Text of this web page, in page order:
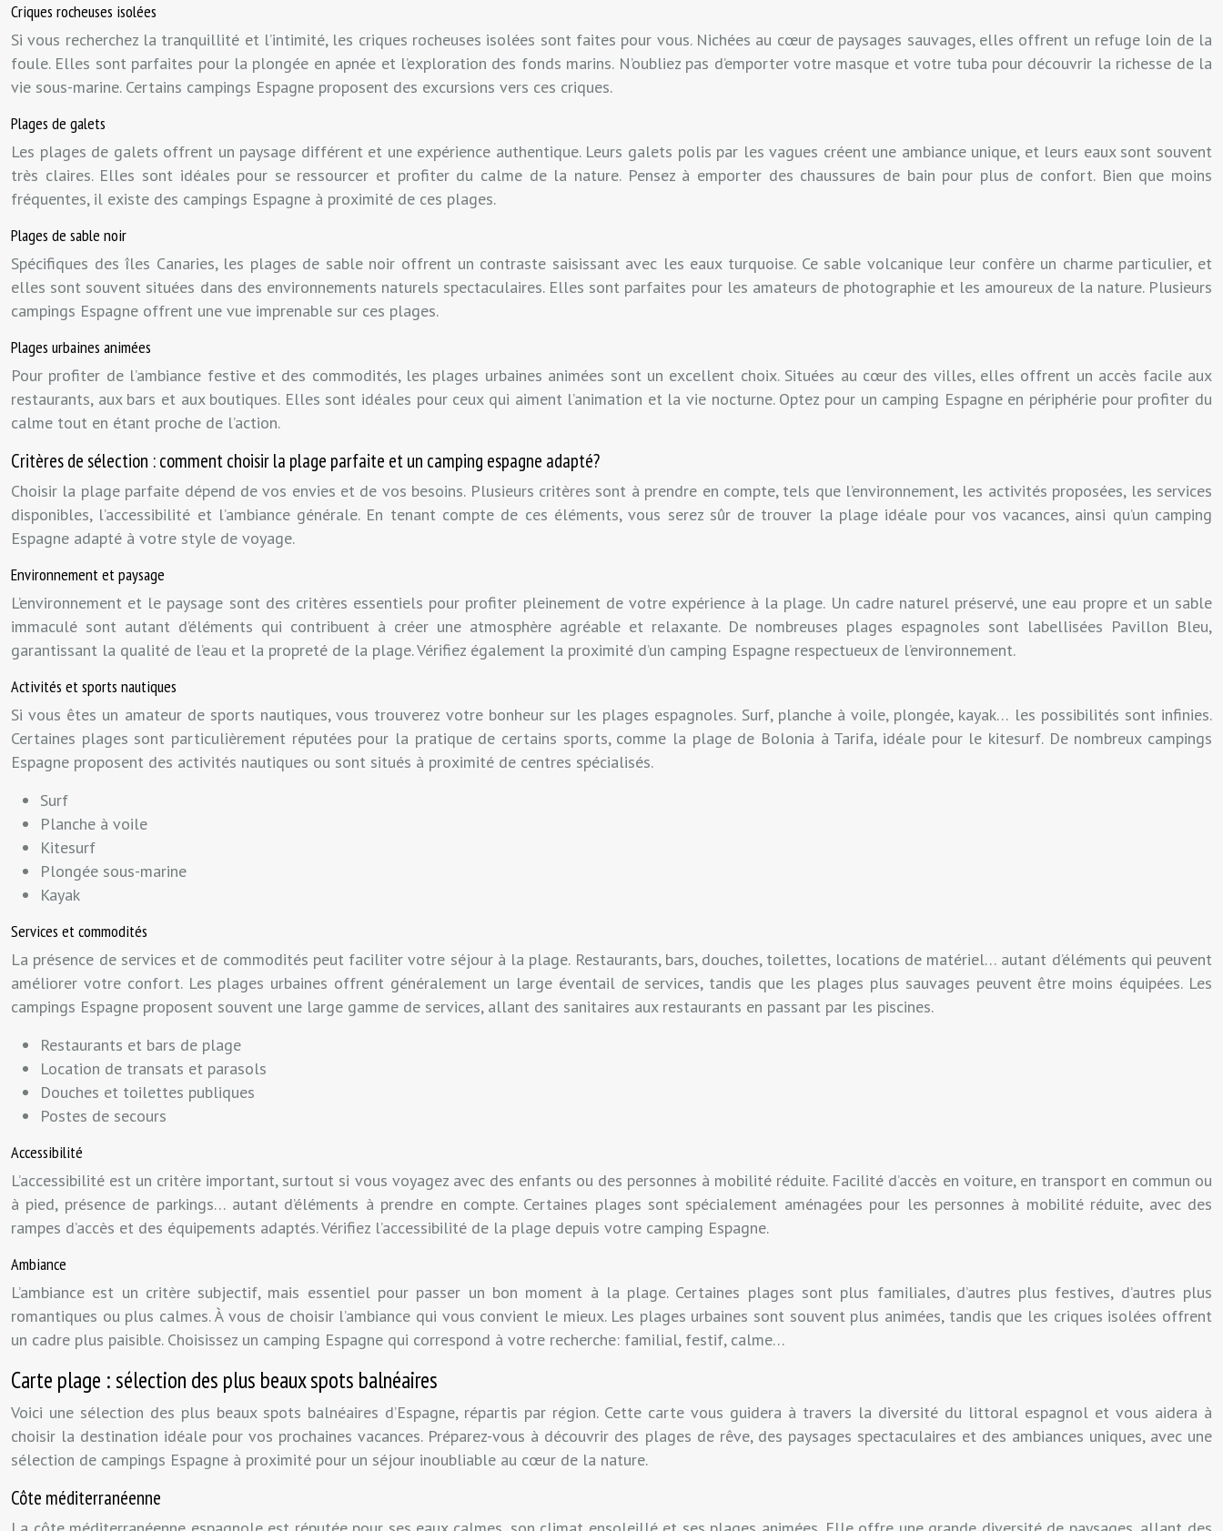
Criques rocheuses isolées
Si vous recherchez la tranquillité et l’intimité, les criques rocheuses isolées sont faites pour vous. Nichées au cœur de paysages sauvages, elles offrent un refuge loin de la
foule. Elles sont parfaites pour la plongée en apnée et l’exploration des fonds marins. N’oubliez pas d’emporter votre masque et votre tuba pour découvrir la richesse de la
vie sous-marine. Certains campings Espagne proposent des excursions vers ces criques.
Plages de galets
Les plages de galets offrent un paysage différent et une expérience authentique. Leurs galets polis par les vagues créent une ambiance unique, et leurs eaux sont souvent
très claires. Elles sont idéales pour se ressourcer et profiter du calme de la nature. Pensez à emporter des chaussures de bain pour plus de confort. Bien que moins
fréquentes, il existe des campings Espagne à proximité de ces plages.
Plages de sable noir
Spécifiques des îles Canaries, les plages de sable noir offrent un contraste saisissant avec les eaux turquoise. Ce sable volcanique leur confère un charme particulier, et
elles sont souvent situées dans des environnements naturels spectaculaires. Elles sont parfaites pour les amateurs de photographie et les amoureux de la nature. Plusieurs
campings Espagne offrent une vue imprenable sur ces plages.
Plages urbaines animées
Pour profiter de l’ambiance festive et des commodités, les plages urbaines animées sont un excellent choix. Situées au cœur des villes, elles offrent un accès facile aux
restaurants, aux bars et aux boutiques. Elles sont idéales pour ceux qui aiment l’animation et la vie nocturne. Optez pour un camping Espagne en périphérie pour profiter du
calme tout en étant proche de l’action.
Critères de sélection : comment choisir la plage parfaite et un camping espagne adapté?
Choisir la plage parfaite dépend de vos envies et de vos besoins. Plusieurs critères sont à prendre en compte, tels que l’environnement, les activités proposées, les services
disponibles, l’accessibilité et l’ambiance générale. En tenant compte de ces éléments, vous serez sûr de trouver la plage idéale pour vos vacances, ainsi qu’un camping
Espagne adapté à votre style de voyage.
Environnement et paysage
L’environnement et le paysage sont des critères essentiels pour profiter pleinement de votre expérience à la plage. Un cadre naturel préservé, une eau propre et un sable
immaculé sont autant d’éléments qui contribuent à créer une atmosphère agréable et relaxante. De nombreuses plages espagnoles sont labellisées Pavillon Bleu,
garantissant la qualité de l’eau et la propreté de la plage. Vérifiez également la proximité d’un camping Espagne respectueux de l’environnement.
Activités et sports nautiques
Si vous êtes un amateur de sports nautiques, vous trouverez votre bonheur sur les plages espagnoles. Surf, planche à voile, plongée, kayak… les possibilités sont infinies.
Certaines plages sont particulièrement réputées pour la pratique de certains sports, comme la plage de Bolonia à Tarifa, idéale pour le kitesurf. De nombreux campings
Espagne proposent des activités nautiques ou sont situés à proximité de centres spécialisés.
Surf
Planche à voile
Kitesurf
Plongée sous-marine
Kayak
Services et commodités
La présence de services et de commodités peut faciliter votre séjour à la plage. Restaurants, bars, douches, toilettes, locations de matériel… autant d’éléments qui peuvent
améliorer votre confort. Les plages urbaines offrent généralement un large éventail de services, tandis que les plages plus sauvages peuvent être moins équipées. Les
campings Espagne proposent souvent une large gamme de services, allant des sanitaires aux restaurants en passant par les piscines.
Restaurants et bars de plage
Location de transats et parasols
Douches et toilettes publiques
Postes de secours
Accessibilité
L’accessibilité est un critère important, surtout si vous voyagez avec des enfants ou des personnes à mobilité réduite. Facilité d’accès en voiture, en transport en commun ou
à pied, présence de parkings… autant d’éléments à prendre en compte. Certaines plages sont spécialement aménagées pour les personnes à mobilité réduite, avec des
rampes d’accès et des équipements adaptés. Vérifiez l’accessibilité de la plage depuis votre camping Espagne.
Ambiance
L’ambiance est un critère subjectif, mais essentiel pour passer un bon moment à la plage. Certaines plages sont plus familiales, d’autres plus festives, d’autres plus
romantiques ou plus calmes. À vous de choisir l’ambiance qui vous convient le mieux. Les plages urbaines sont souvent plus animées, tandis que les criques isolées offrent
un cadre plus paisible. Choisissez un camping Espagne qui correspond à votre recherche: familial, festif, calme…
Carte plage : sélection des plus beaux spots balnéaires
Voici une sélection des plus beaux spots balnéaires d’Espagne, répartis par région. Cette carte vous guidera à travers la diversité du littoral espagnol et vous aidera à
choisir la destination idéale pour vos prochaines vacances. Préparez-vous à découvrir des plages de rêve, des paysages spectaculaires et des ambiances uniques, avec une
sélection de campings Espagne à proximité pour un séjour inoubliable au cœur de la nature.
Côte méditerranéenne